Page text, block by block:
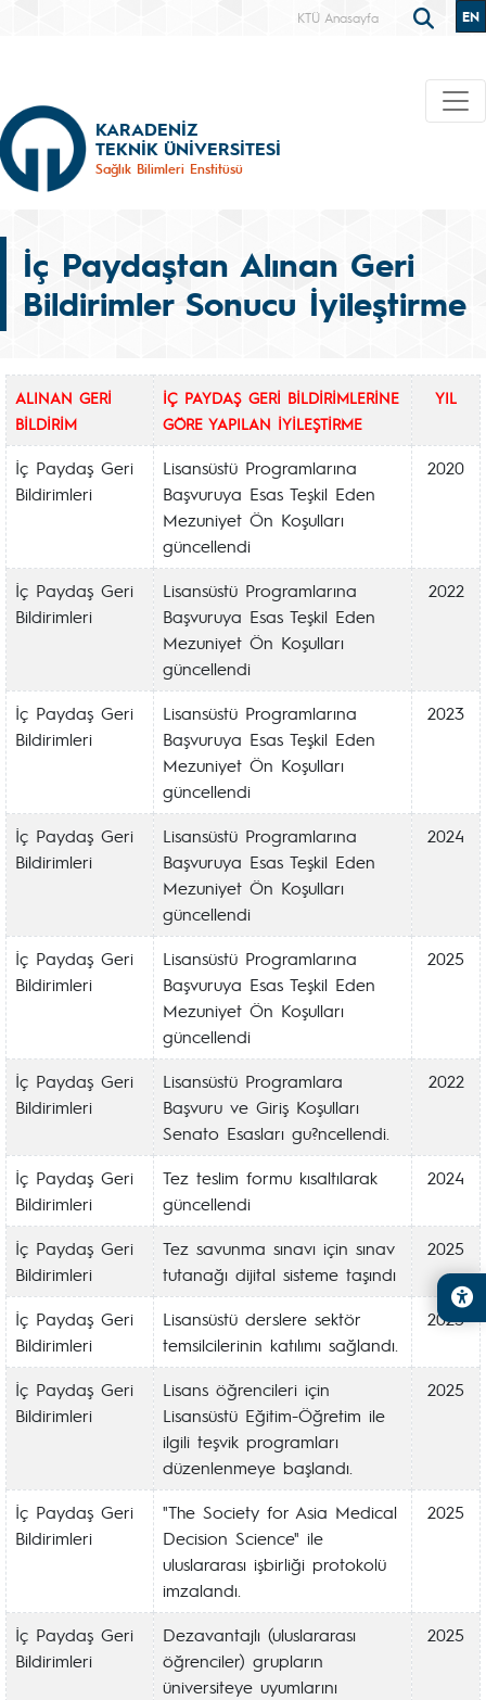
KTÜ Anasayfa EN
KARADENİZ
TEKNİK ÜNİVERSİTESİ
Sağlık Bilimleri Enstitüsü
İç Paydaştan Alınan Geri
Bildirimler Sonucu İyileştirme
ALINAN GERİ
BİLDİRİM
İÇ PAYDAŞ GERİ BİLDİRİMLERİNE
GÖRE YAPILAN İYİLEŞTİRME
YIL
İç Paydaş Geri
Bildirimleri
Lisansüstü Programlarına
Başvuruya Esas Teşkil Eden
Mezuniyet Ön Koşulları
güncellendi
2020
İç Paydaş Geri
Bildirimleri
Lisansüstü Programlarına
Başvuruya Esas Teşkil Eden
Mezuniyet Ön Koşulları
güncellendi
2022
İç Paydaş Geri
Bildirimleri
Lisansüstü Programlarına
Başvuruya Esas Teşkil Eden
Mezuniyet Ön Koşulları
güncellendi
2023
İç Paydaş Geri
Bildirimleri
Lisansüstü Programlarına
Başvuruya Esas Teşkil Eden
Mezuniyet Ön Koşulları
güncellendi
2024
İç Paydaş Geri
Bildirimleri
Lisansüstü Programlarına
Başvuruya Esas Teşkil Eden
Mezuniyet Ön Koşulları
güncellendi
2025
İç Paydaş Geri
Bildirimleri
Lisansüstü Programlara
Başvuru ve Giriş Koşulları
Senato Esasları gu?ncellendi.
2022
İç Paydaş Geri
Bildirimleri
Tez teslim formu kısaltılarak
güncellendi
2024
İç Paydaş Geri
Bildirimleri
Tez savunma sınavı için sınav
tutanağı dijital sisteme taşındı
2025
İç Paydaş Geri
Bildirimleri
Lisansüstü derslere sektör
temsilcilerinin katılımı sağlandı.
2025
İç Paydaş Geri
Bildirimleri
Lisans öğrencileri için
Lisansüstü Eğitim-Öğretim ile
ilgili teşvik programları
düzenlenmeye başlandı.
2025
İç Paydaş Geri
Bildirimleri
"The Society for Asia Medical
Decision Science" ile
uluslararası işbirliği protokolü
imzalandı.
2025
İç Paydaş Geri
Bildirimleri
Dezavantajlı (uluslararası
öğrenciler) grupların
üniversiteye uyumlarını
2025